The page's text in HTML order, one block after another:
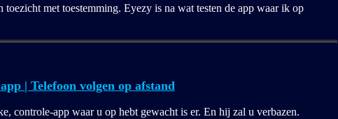
met toestemming. Eyezy is na wat testen de app waar ik op
| Telefoon volgen op afstand
controle-app waar u op hebt gewacht is er. En hij zal u verbazen.